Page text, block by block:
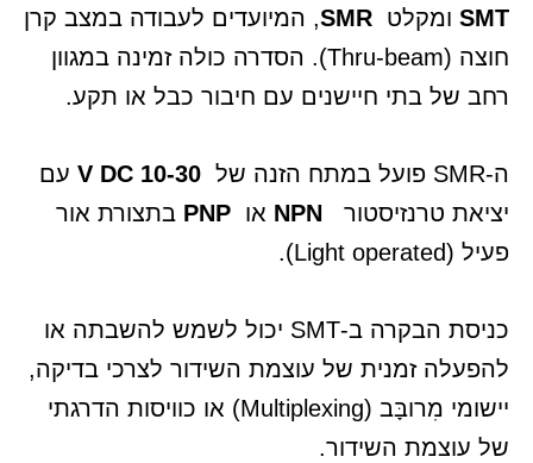
SMT ומקלט SMR, המיועדים לעבודה במצב קרן
חוצה (Thru-beam). הסדרה כולה זמינה במגוון
רחב של בתי חיישנים עם חיבור כבל או תקע.
ה-SMR פועל במתח הזנה של 10-30 V DC
עם
יציאת טרנזיסטור
או PNP בתצורת אור
פעיל (Light operated).
כניסת הבקרה ב-SMT יכול לשמש להשבתה או
להפעלה זמנית של עוצמת השידור לצרכי בדיקה,
יישומי מִרובָּב (Multiplexing) או כוויסות הדרגתי
של עוצמת השידור.